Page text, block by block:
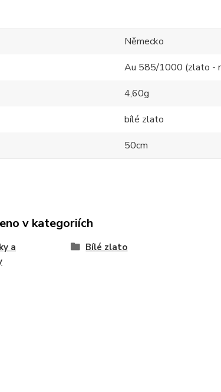
Německo
Au 585/1000 (zlato -
4,60g
bílé zlato
50cm
v kategoriích
a
Bílé zlato